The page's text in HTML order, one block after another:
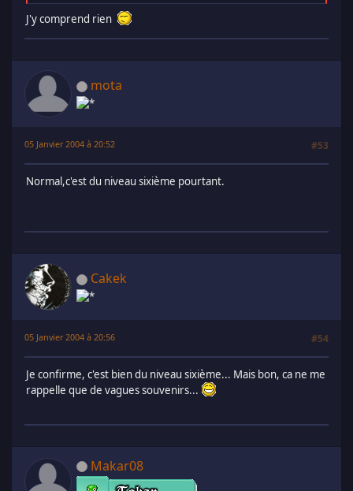
J'y comprend rien
mota
05 Janvier 2004 à 20:52 #53
Normal,c'est du niveau sixième pourtant.
Cakek
05 Janvier 2004 à 20:56 #54
Je confirme, c'est bien du niveau sixième... Mais bon, ca ne me
rappelle que de vagues souvenirs...
Makar08